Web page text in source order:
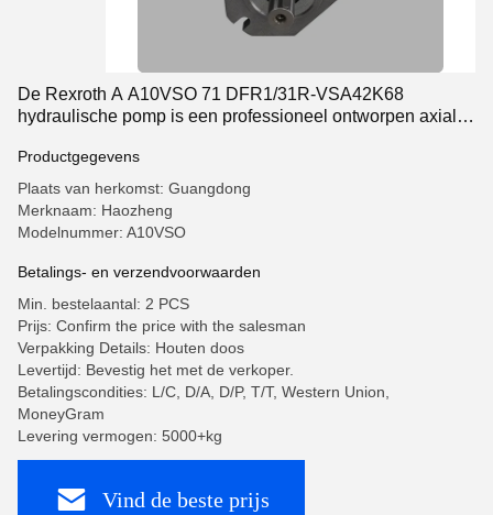
De Rexroth A A10VSO 71 DFR1/31R-VSA42K68
hydraulische pomp is een professioneel ontworpen axiale
Productgegevens
Plaats van herkomst: Guangdong
Merknaam: Haozheng
Modelnummer: A10VSO
Betalings- en verzendvoorwaarden
Min. bestelaantal: 2 PCS
Prijs: Confirm the price with the salesman
Verpakking Details: Houten doos
Levertijd: Bevestig het met de verkoper.
Betalingscondities: L/C, D/A, D/P, T/T, Western Union,
MoneyGram
Levering vermogen: 5000+kg
Vind de beste prijs